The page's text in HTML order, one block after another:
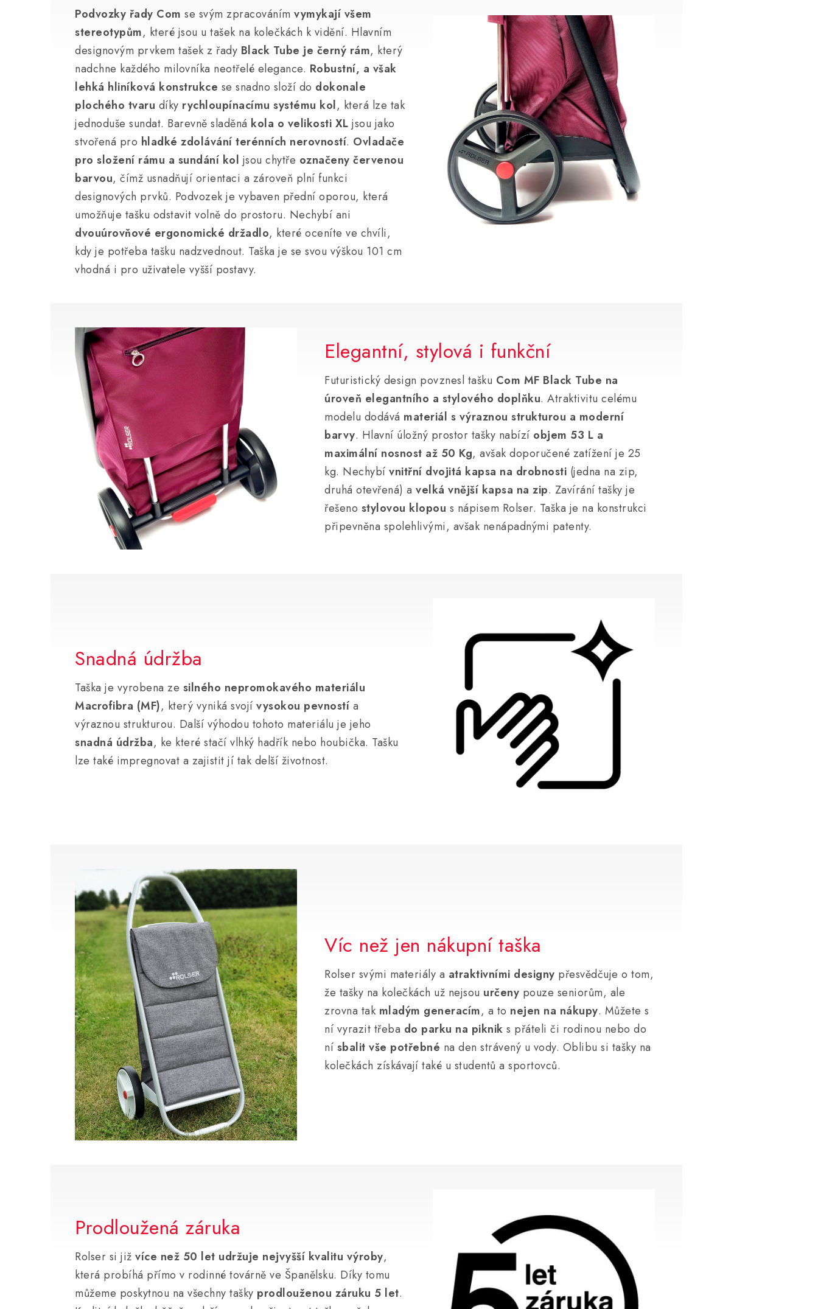
Podvozky řady Com se svým zpracováním vymykají všem
stereotypům, které jsou u tašek na kolečkách k vidění. Hlavním
designovým prvkem tašek z řady Black Tube je černý rám, který
nadchne každého milovníka neotřelé elegance. Robustní, a však
lehká hliníková konstrukce se snadno složí do dokonale
plochého tvaru díky rychloupínacímu systému kol, která lze tak
jednoduše sundat. Barevně sladěná kola o velikosti XL jsou jako
stvořená pro hladké zdolávání terénních nerovností. Ovladače
pro složení rámu a sundání kol jsou chytře označeny červenou
barvou, čímž usnadňují orientaci a zároveň plní funkci
designových prvků. Podvozek je vybaven přední oporou, která
umožňuje tašku odstavit volně do prostoru. Nechybí ani
dvouúrovňové ergonomické držadlo, které oceníte ve chvíli,
kdy je potřeba tašku nadzvednout. Taška je se svou výškou 101 cm
vhodná i pro uživatele vyšší postavy.
Elegantní, stylová i funkční
Futuristický design povznesl tašku Com MF Black Tube na
úroveň elegantního a stylového doplňku. Atraktivitu celému
modelu dodává materiál s výraznou strukturou a moderní
barvy. Hlavní úložný prostor tašky nabízí objem 53 L a
maximální nosnost až 50 Kg, avšak doporučené zatížení je 25
kg. Nechybívnitřní dvojitá kapsa na drobnosti (jedna na zip,
druhá otevřená) avelká vnější kapsa na zip. Zavírání tašky je
řešeno stylovou klopou s nápisem Rolser. Taška je na konstrukci
připevněna spolehlivými, avšak nenápadnými patenty.
Snadná údržba
Taška je vyrobena ze silného nepromokavého materiálu
Macrofibra (MF), který vyniká svojí vysokou pevností a
výraznou strukturou. Další výhodou tohoto materiálu je jeho
snadná údržba, ke které stačí vlhký hadřík nebo houbička. Tašku
lze také impregnovat a zajistit jí tak delší životnost.
Víc než jen nákupní taška
Rolser svými materiály a atraktivními designy přesvědčuje o tom,
že tašky na kolečkách už nejsou určeny pouze seniorům, ale
zrovna tak mladým generacím, a to nejen na nákupy. Můžete s
ní vyrazit třeba do parku na piknik s přáteli či rodinou nebo do
ní sbalit vše potřebné na den strávený u vody. Oblibu si tašky na
kolečkách získávají také u studentů a sportovců.
Prodloužená záruka
Rolser si již více než 50 let udržuje nejvyšší kvalitu výroby,
která probíhá přímo v rodinné továrně ve Španělsku. Díky tomu
můžeme poskytnou na všechny tašky prodlouženou záruku 5 let.